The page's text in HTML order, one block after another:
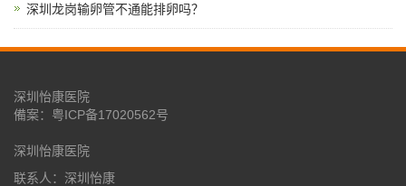
深圳龙岗输卵管不通能排卵吗？
深圳怡康医院
備案： 粤ICP备17020562号
深圳怡康医院
联系人：深圳怡康